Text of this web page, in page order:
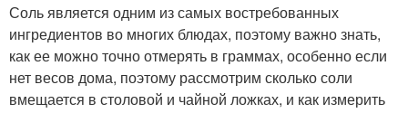
Соль является одним из самых востребованных
ингредиентов во многих блюдах, поэтому важно знать,
как ее можно точно отмерять в граммах, особенно если
нет весов дома, поэтому рассмотрим сколько соли
вмещается в столовой и чайной ложках, и как измерить